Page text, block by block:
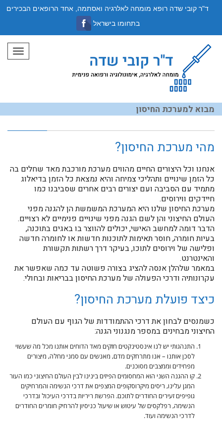
תפריט
מבוא למערכת החיסון
מהי מערכת החיסון?
אנחנו וכל היצורים החיים מהווים מערכת מורכבת מאד שחלים בה
כל הזמן שינויים ותהליכי צמיחה והיא נמצאת כל הזמן בדיאלוג
מתמיד עם הסביבה ועם יצורים רבים אחרים שסביבנו כמו
חיידקים ווירוסים.
מערכת החיסון שלנו היא המערכת המשמשת הן להגנה מפני
העולם החיצוני והן לשם הגנה מפני שינויים פנימיים לא רצויים.
הדבר דומה למחשב האישי, יכולים להווצר בו באגים בתוכנה,
בעיות חומרה, חוסר תאימות לתוכנות חדשות או לחומרה חדשה
ופלישה של וירוסים לתוכו, בעיקר דרך רשתות תקשורת
והאינטרנט.
במאמר שלהלן אנסה להציג בצורה פשוטה עד כמה שאפשר את
עקרונותיה ודרכי הפעולה של מערכת החיסון בבריאות ובחולי.
כיצד פועלת מערכת החיסון?
כשמנסים לבחון את דרכי ההתמודדות של הגוף עם העולם
החיצוני מבחינים במספר מנגנוני הגנה:
התנהגותי יש לנו אינסטינקטים חזקים מאד הדוחים אותנו מכל מה שעשוי
לסכן אותנו – אנו מתרחקים מדם, מאנשים עם סמני מחלה, מיצורים
מפחידים וממצבים מסוכנים.
קו ההגנה השני הוא המחסומים הפיזים בינינו לבין העולם החיצוני כמו העור
המגן עלינו, ריסים מיקרוסקופים המצפים את דרכי הנשימה והמרחיקים
גופיפים זעירים החודרים לתוכם. הפרשת ריריות בדרכי העיכול ובדרכי
הנשימה, רפלקסים של עיטוש או שיעול כניסיון להרחיק חומרים החודרים
לדרכי הנשימה ועוד.
ד"ר קובי שדה רופא מומחה לאלרגיה ואסתמה, אחד הרופאים הבכירים
בתחומו בישראל